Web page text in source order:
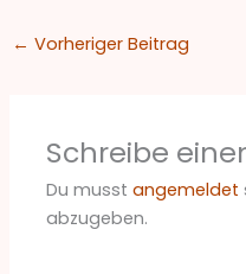
← Vorheriger Beitrag
Schreibe
Du musstangemeldet
abzugeben.